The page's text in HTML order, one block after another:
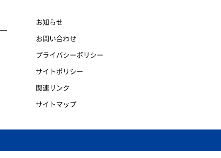
お知らせ
お問い合わせ
プライバシーポリシー
サイトポリシー
関連リンク
サイトマップ